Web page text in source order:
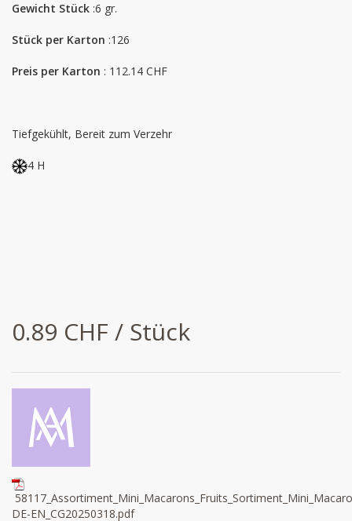
Gewicht Stück :6 gr.
Stück per Karton :126
Preis per Karton : 112.14 CHF
Tiefgekühlt, Bereit zum Verzehr
4 H
0.89 CHF / Stück
DE-EN_CG20250318.pdf